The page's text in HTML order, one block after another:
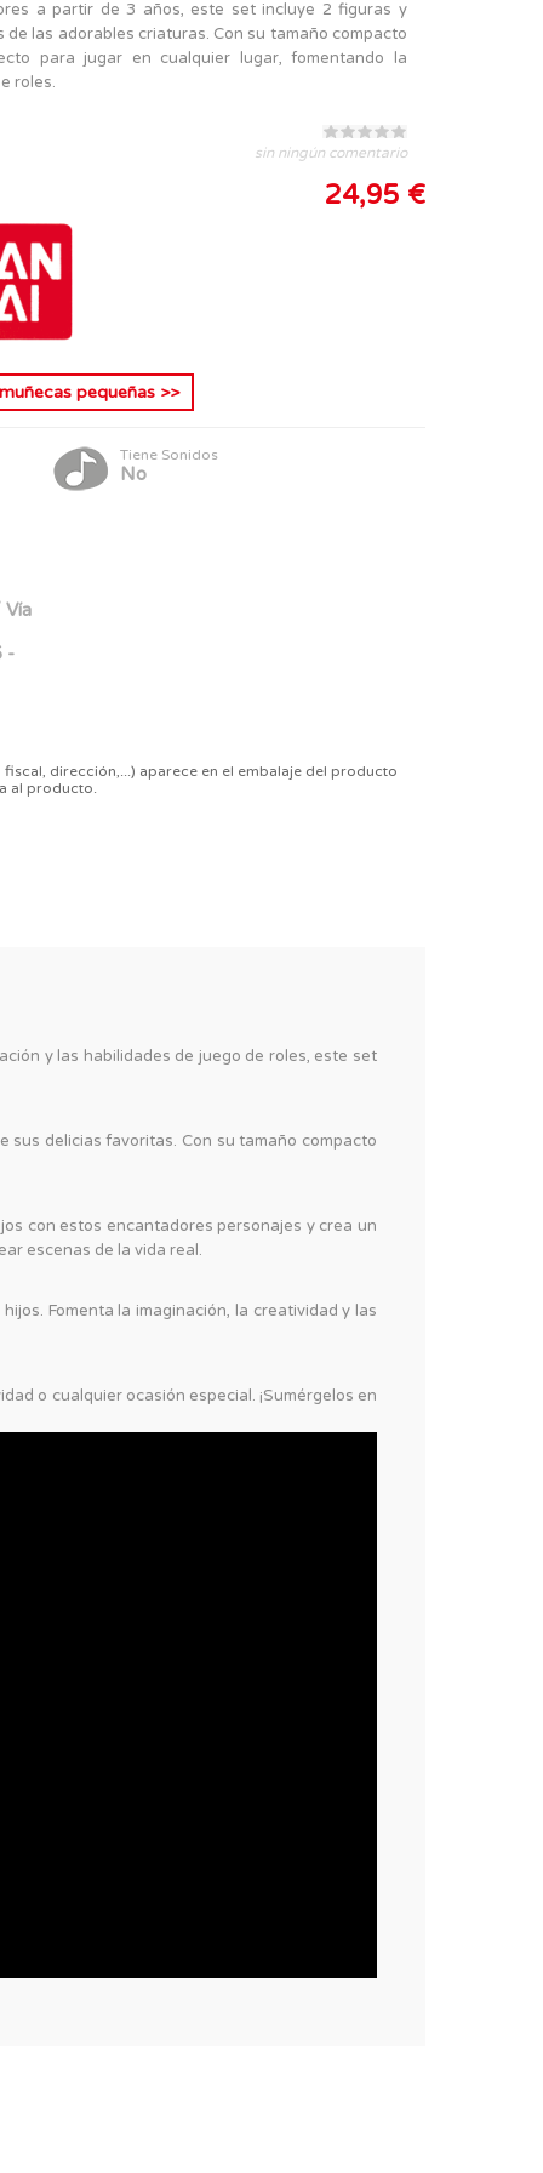
a partir de 3 años, este set incluye 2 figuras y
las adorables criaturas. Con su tamaño compacto
para jugar en cualquier lugar, fomentando la
roles.
sin ningún comentario
24,95 €
pequeñas>>
Tiene Sonidos
No
Vía
-
dirección,...) aparece en el embalaje del producto
al producto.
y las habilidades de juego de roles, este set
delicias favoritas. Con su tamaño compacto
con estos encantadores personajes y crea un
escenas de la vida real.
Fomenta la imaginación, la creatividad y las
o cualquier ocasión especial. ¡Sumérgelos en